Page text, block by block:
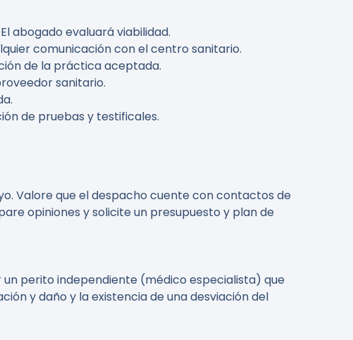
abogado evaluará viabilidad.
comunicación con el centro sanitario.
de la práctica aceptada.
sanitario.
de pruebas y testificales.
Valore que el despacho cuente con contactos de
opiniones y solicite un presupuesto y plan de
perito independiente (médico especialista) que
y daño y la existencia de una desviación del